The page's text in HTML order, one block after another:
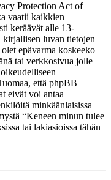
Protection Act of
vaatii kaikkien
keräävät alle 13-
luvan tietojen
epävarma koskeeko
tai verkkosivua jolle
että phpBB
eivät voi antaa
minkäänlaisissa
“Keneen minun tulee
tai lakiasioissa tähän